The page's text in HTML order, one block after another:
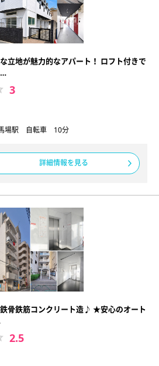
立地が魅力的なアパート！ ロフト付きで
…
3
場駅 自転車 10分
詳細情報を見る
骨鉄筋コンクリート造♪ ★安心のオート
2.5